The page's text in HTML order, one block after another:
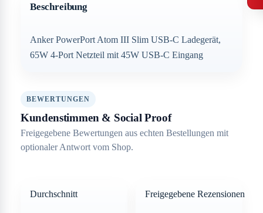
Beschreibung
Anker PowerPort Atom III Slim USB-C Ladegerät,
65W 4-Port Netzteil mit 45W USB-C Eingang
BEWERTUNGEN
Kundenstimmen & Social Proof
Freigegebene Bewertungen aus echten Bestellungen mit
optionaler Antwort vom Shop.
Durchschnitt Freigegebene Rezensionen